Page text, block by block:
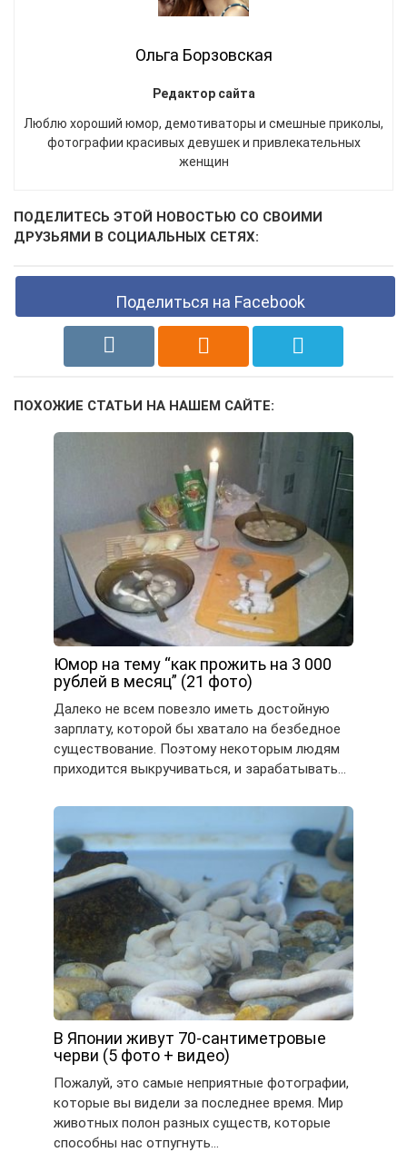
Ольга Борзовская
Редактор сайта
Люблю хороший юмор, демотиваторы и смешные приколы,
фотографии красивых девушек и привлекательных
женщин
ПОДЕЛИТЕСЬ ЭТОЙ НОВОСТЬЮ СО СВОИМИ
ДРУЗЬЯМИ В СОЦИАЛЬНЫХ СЕТЯХ:
Поделиться на Facebook
ПОХОЖИЕ СТАТЬИ НА НАШЕМ САЙТЕ:
Юмор на тему “как прожить на 3 000
рублей в месяц” (21 фото)
Далеко не всем повезло иметь достойную
зарплату, которой бы хватало на безбедное
существование. Поэтому некоторым людям
приходится выкручиваться, и зарабатывать…
В Японии живут 70-сантиметровые
черви (5 фото + видео)
Пожалуй, это самые неприятные фотографии,
которые вы видели за последнее время. Мир
животных полон разных существ, которые
способны нас отпугнуть…